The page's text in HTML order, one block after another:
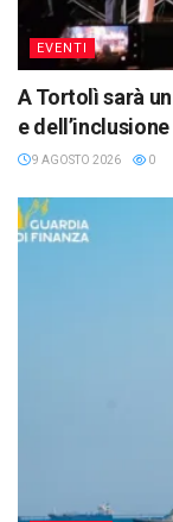
EVENTI
A Tortolì sarà
e dell’inclusione
9 AGOSTO 2026 0